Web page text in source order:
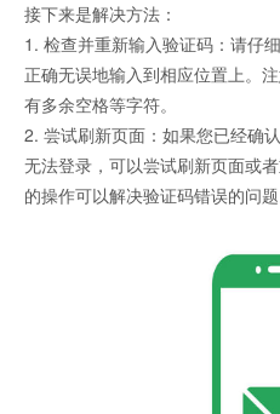
接下来是解决方法：
1. 检查并重新输入验证码：请仔
正确无误地输入到相应位置上。
有多余空格等字符。
2. 尝试刷新页面：如果您已经确
无法登录，可以尝试刷新页面或
的操作可以解决验证码错误的问题